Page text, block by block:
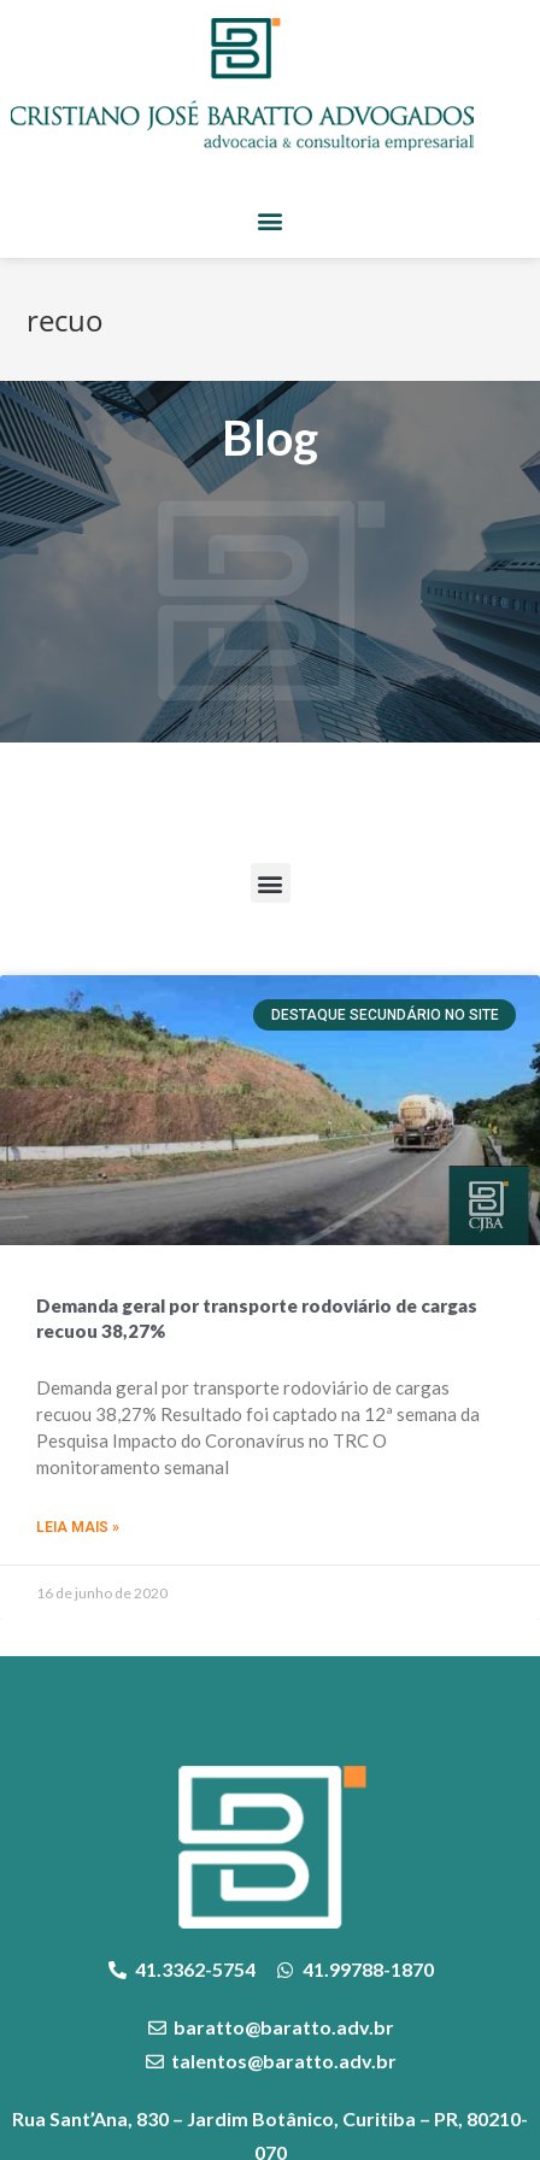
recuo
Blog
DESTAQUE SECUNDÁRIO NO SITE
Demanda geral por transporte rodoviário de cargas
recuou 38,27%
Demanda geral por transporte rodoviário de cargas
recuou 38,27% Resultado foi captado na 12ª semana da
Pesquisa Impacto do Coronavírus no TRC O
monitoramento semanal
LEIA MAIS »
16 de junho de 2020
41.3362-5754 41.99788-1870
baratto@baratto.adv.br
talentos@baratto.adv.br
Rua Sant’Ana, 830 – Jardim Botânico, Curitiba – PR, 80210-
070